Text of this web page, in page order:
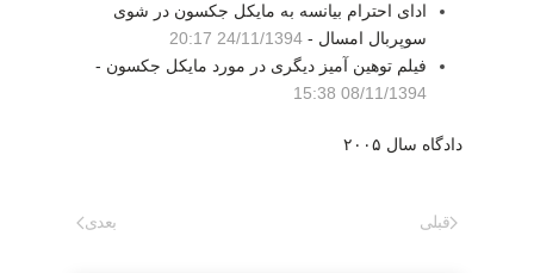
ادای احترام بیانسه به مایکل جکسون در شوی
سوپربال امسال - 24/11/1394 20:17
فیلم توهین آمیز دیگری در مورد مایکل جکسون -
08/11/1394 15:38
دادگاه سال ۲۰۰۵
قبلی بعدی